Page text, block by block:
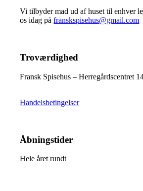
Vi tilbyder mad ud af huset til enhver
os idag påfranskspisehus@gmail.com
Troværdighed
Fransk Spisehus – Herregårdscentret
Handelsbetingelser
Åbningstider
Hele året rundt